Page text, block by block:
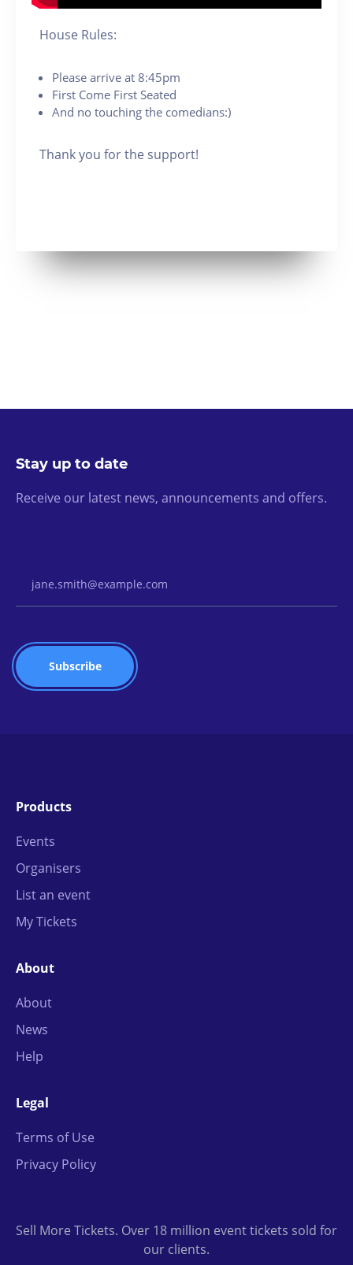
House Rules:
Please arrive at 8:45pm
First Come First Seated
And no touching the comedians:)
Thank you for the support!
Stay up to date
Receive our latest news, announcements and offers.
Products
Events
Organisers
List an event
My Tickets
About
About
News
Help
Legal
Terms of Use
Privacy Policy
Sell More Tickets. Over 18 million event tickets sold for
our clients.